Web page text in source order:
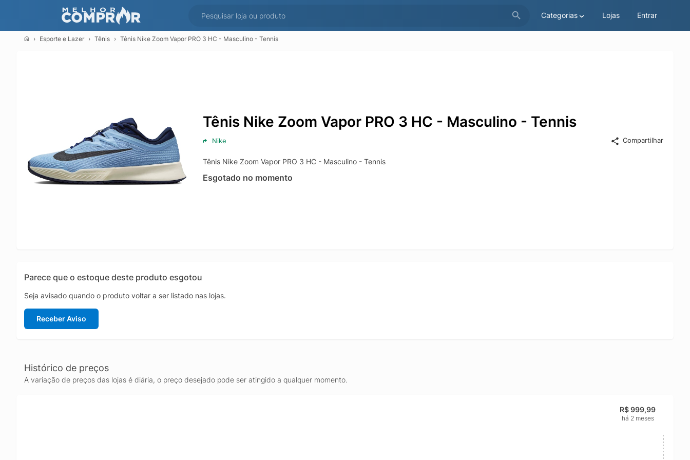
Categorias Lojas Entrar
Esporte e Lazer Tênis Tênis Nike Zoom Vapor PRO 3 HC - Masculino - Tennis
Tênis Nike Zoom Vapor PRO 3 HC - Masculino - Tennis
Nike Compartilhar
Tênis Nike Zoom Vapor PRO 3 HC - Masculino - Tennis
Esgotado no momento
Parece que o estoque deste produto esgotou
Seja avisado quando o produto voltar a ser listado nas lojas.
Receber Aviso
Histórico de preços
A variação de preços das lojas é diária, o preço desejado pode ser atingido a qualquer momento.
R$ 999,99
há 2 meses